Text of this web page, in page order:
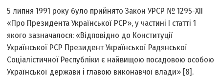
5 липня 1991 року було прийнято Закон УРСР № 1295-ХІІ
«Про Президента Української РСР», у частині І статті 1
якого зазначалося: «Відповідно до Конституції
Української РСР Президент Української Радянської
Соціалістичної Республіки є найвищою посадовою особою
Української держави і главою виконавчої влади» [8].